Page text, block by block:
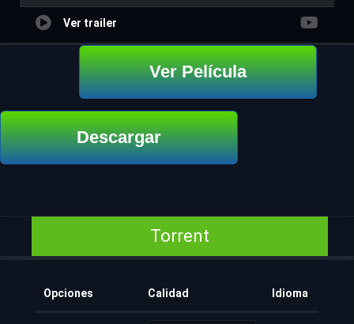
Ver trailer
Ver Película
Descargar
Torrent
Opciones Calidad Idioma